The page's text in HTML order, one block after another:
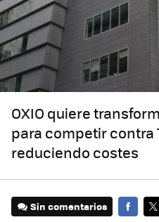
OXIO quiere
para competir contra
reduciendo costes
Sin comentarios